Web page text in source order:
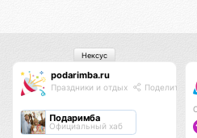
podarimba.ru
Праздники и отдых Поделиться
Подаримба
Официальный хаб
Нексус